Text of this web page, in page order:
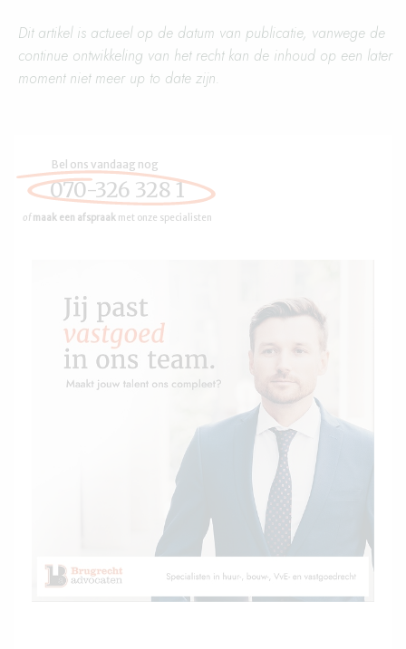
Dit artikel is actueel op de datum van publicatie, vanwege de
continue ontwikkeling van het recht kan de inhoud op een later
moment niet meer up to date zijn.
Bel ons vandaag nog
070-326 328 1
of maak een afspraak met onze specialisten